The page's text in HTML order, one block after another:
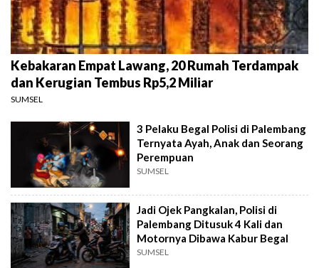
Kebakaran Empat Lawang, 20 Rumah Terdampak
dan Kerugian Tembus Rp5,2 Miliar
SUMSEL
3 Pelaku Begal Polisi di Palembang
Ternyata Ayah, Anak dan Seorang
Perempuan
SUMSEL
Jadi Ojek Pangkalan, Polisi di
Palembang Ditusuk 4 Kali dan
Motornya Dibawa Kabur Begal
SUMSEL